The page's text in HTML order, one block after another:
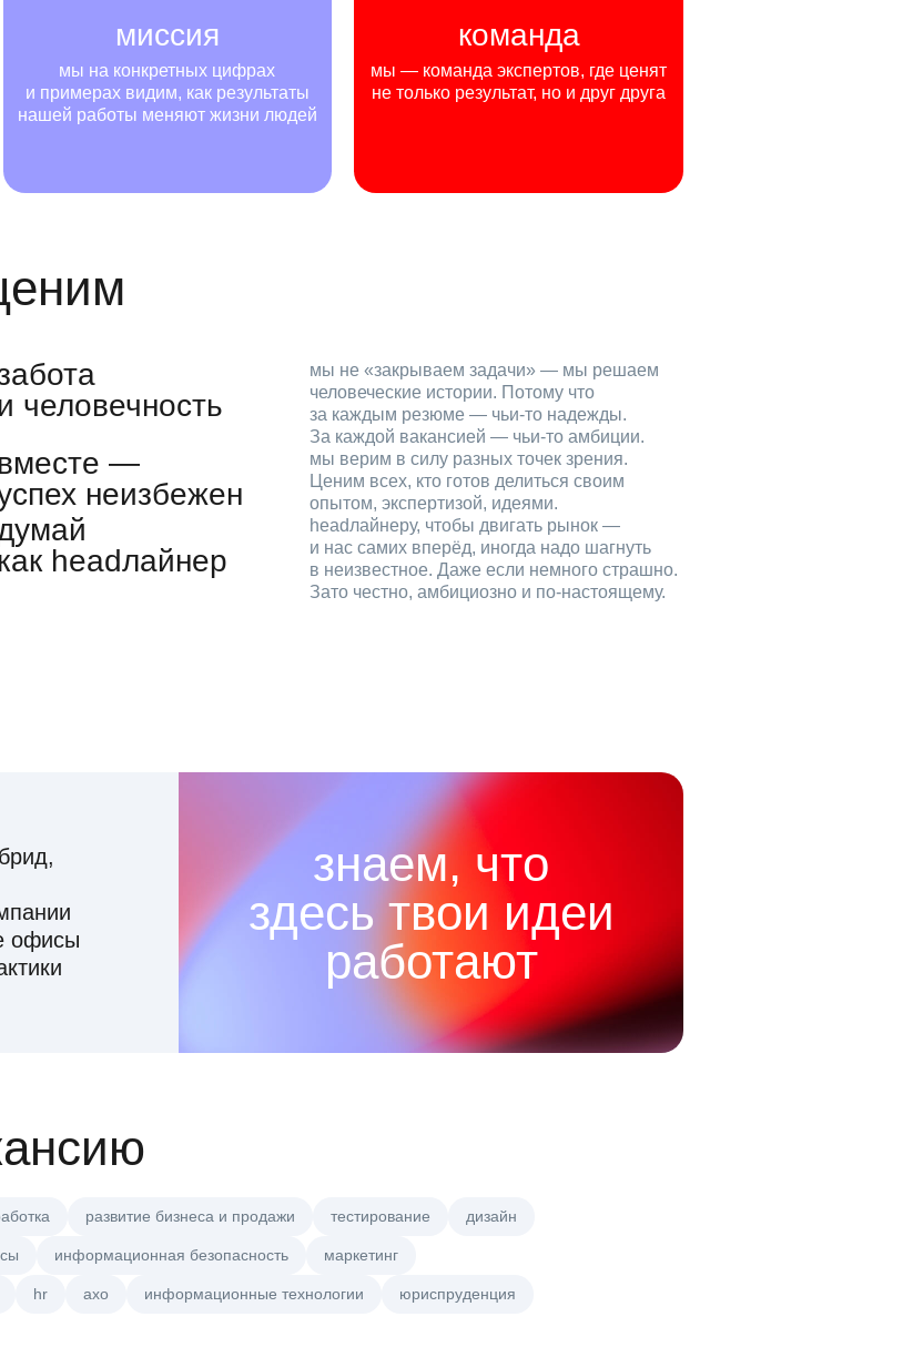
миссия
мы на конкретных цифрах
и примерах видим, как результаты
нашей работы меняют жизни людей
команда
мы — команда экспертов, где ценят
не только результат, но и друг друга
и человечность
мы не «закрываем задачи» — мы решаем
человеческие истории. Потому что
за каждым резюме — чьи‑то надежды.
За каждой вакансией — чьи‑то амбиции.
вместе —
неизбежен
мы верим в силу разных точек зрения.
Ценим всех, кто готов делиться своим
опытом, экспертизой, идеями.
headлайнер
headлайнеру, чтобы двигать рынок —
и нас самих вперёд, иногда надо шагнуть
в неизвестное. Даже если немного страшно.
Зато честно, амбициозно и по‑настоящему.
офисы
знаем, что
здесь твои идеи
работают
развитие бизнеса и продажи тестирование дизайн
информационная безопасность маркетинг
hr axo информационные технологии юриспруденция